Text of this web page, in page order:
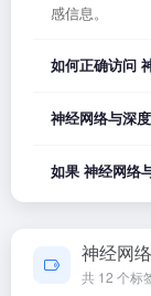
感信息。
如何正确访问
深度学习交互
波动导致，建
神经网络与深
展示为准。本
质网站资源，
如果 神经网络
如果发现链接
确保导航链接
神经网
共 12 个标